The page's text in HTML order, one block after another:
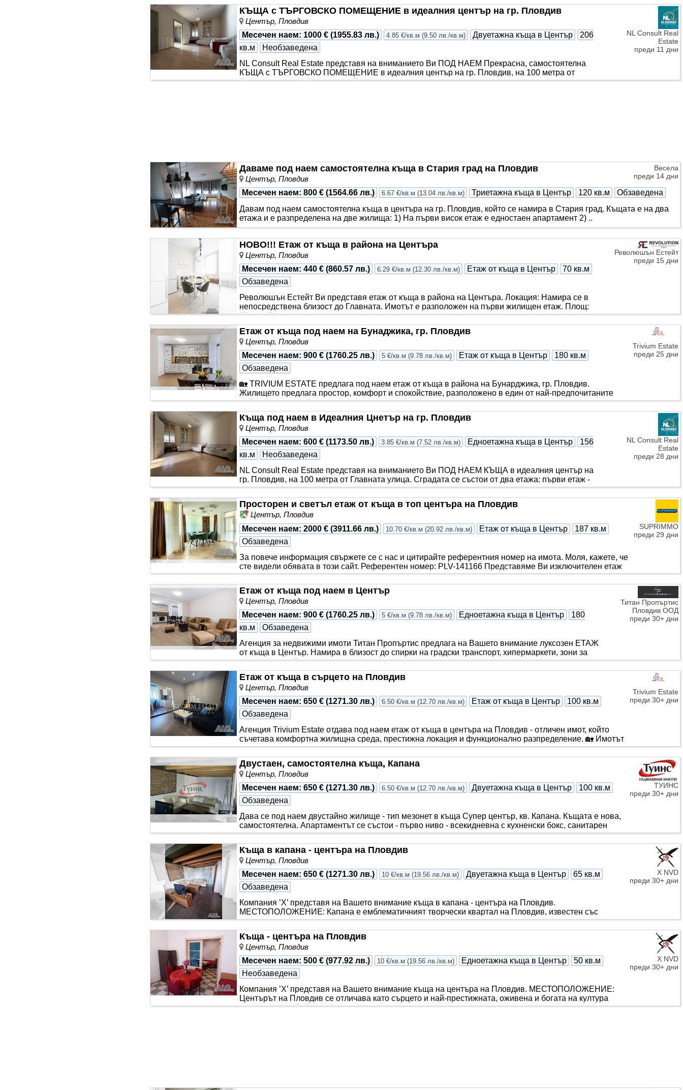
NL Consult Real
Estate
преди 11 дни
КЪЩА с ТЪРГОВСКО ПОМЕЩЕНИЕ в идеалния център на гр. Пловдив
Център, Пловдив
Месечен наем: 1000 € (1955.83 лв.) 4.85 €/кв.м (9.50 лв./кв.м) Двуетажна къща в Център
206
кв.м
Необзаведена
NL Consult Real Estate представя на вниманието Ви ПОД НАЕМ Прекрасна, самостоятелна
КЪЩА с ТЪРГОВСКО ПОМЕЩЕНИЕ в идеалния център на гр. Пловдив, на 100 метра от
Главната улица. Центърът на Пловдив е ..
Весела
преди 14 дни
Даваме под наем самостоятелна къща в Стария град на Пловдив
Център, Пловдив
Месечен наем: 800 € (1564.66 лв.) 6.67 €/кв.м (13.04 лв./кв.м) Триетажна къща в Център 120 кв.м
Обзаведена
Давам под наем самостоятелна къща в центъра на гр. Пловдив, който се намира в Стария град. Къщата е на два
етажа и е разпределена на две жилища: 1) На първи висок етаж е едностаен апартамент 2) ..
Революшън Естейт
преди 15 дни
НОВО!!! Етаж от къща в района на Центъра
Център, Пловдив
Месечен наем: 440 € (860.57 лв.) 6.29 €/кв.м (12.30 лв./кв.м) Етаж от къща в Център
70 кв.м
Обзаведена
Революшън Естейт Ви представя етаж от къща в района на Центъра. Локация: Намира се в
непосредствена близост до Главната. Имотът е разположен на първи жилищен етаж. Площ:
70кв.м. Разпре..
Trivium Estate
преди 25 дни
Етаж от къща под наем на Бунаджика, гр. Пловдив
Център, Пловдив
Месечен наем: 900 € (1760.25 лв.) 5 €/кв.м (9.78 лв./кв.м) Етаж от къща в Център
180 кв.м
Обзаведена
🏡 TRIVIUM ESTATE предлага под наем етаж от къща в района на Бунарджика, гр. Пловдив.
Жилището предлага простор, комфорт и спокойствие, разположено в един от най-предпочитаните
райони на града. С функ..
NL Consult Real
Estate
преди 28 дни
Къща под наем в Идеалния Цнетър на гр. Пловдив
Център, Пловдив
Месечен наем: 600 € (1173.50 лв.) 3.85 €/кв.м (7.52 лв./кв.м) Едноетажна къща в Център
156
кв.м
Необзаведена
NL Consult Real Estate представя на вниманието Ви ПОД НАЕМ КЪЩА в идеалния център на
гр. Пловдив, на 100 метра от Главната улица. Сградата се състои от два етажа: първи етаж -
апартамент, състоящ с..
SUPRIMMO
преди 29 дни
Просторен и светъл етаж от къща в топ центъра на Пловдив
Център, Пловдив
Месечен наем: 2000 € (3911.66 лв.) 10.70 €/кв.м (20.92 лв./кв.м) Етаж от къща в Център
187 кв.м
Обзаведена
За повече информация свържете се с нас и цитирайте референтния номер на имота. Моля, кажете, че
сте видeли обявата в този сайт. Референтен номер: PLV-141166 Представяме Ви изключителен етаж
от къща..
Титан Пропъртис
Пловдив ООД
преди 30+ дни
Етаж от къща под наем в Център
Център, Пловдив
Месечен наем: 900 € (1760.25 лв.) 5 €/кв.м (9.78 лв./кв.м) Едноетажна къща в Център
180
кв.м
Обзаведена
Агенция за недвижими имоти Титан Пропъртис предлага на Вашето внимание луксозен ЕТАЖ
от къща в Център. Намира в близост до спирки на градски транспорт, хипермаркети, зони за
отдих и спорт. Разпола..
Trivium Estate
преди 30+ дни
​Етаж от къща в сърцето на Пловдив​
Център, Пловдив
Месечен наем: 650 € (1271.30 лв.) 6.50 €/кв.м (12.70 лв./кв.м) Етаж от къща в Център
100 кв.м
Обзаведена
Агенция Trivium Estate отдава под наем етаж от къща в центъра на Пловдив - отличен имот, който
съчетава комфортна жилищна среда, престижна локация и функционално разпределение. 🏡 Имотът
е разположен н..
ТУИНС
преди 30+ дни
Двустаен, самостоятелна къща, Капана
Център, Пловдив
Месечен наем: 650 € (1271.30 лв.) 6.50 €/кв.м (12.70 лв./кв.м) Двуетажна къща в Център
100 кв.м
Обзаведена
Дава се под наем двустайно жилище - тип мезонет в къща Супер център, кв. Капана. Къщата е нова,
самостоятелна. Апартаментът се състои - първо ниво - всекидневна с кухненски бокс, санитарен
възел, тера..
X NVD
преди 30+ дни
Къща в капана - центъра на Пловдив
Център, Пловдив
Месечен наем: 650 € (1271.30 лв.) 10 €/кв.м (19.56 лв./кв.м) Двуетажна къща в Център
65 кв.м
Обзаведена
Компания ’Х’ представя на Вашето внимание къща в капана - центъра на Пловдив.
МЕСТОПОЛОЖЕНИЕ: Капана е емблематичният творчески квартал на Пловдив, известен със
своята уникална атмосфера, артистич..
X NVD
преди 30+ дни
Къща - центъра на Пловдив
Център, Пловдив
Месечен наем: 500 € (977.92 лв.) 10 €/кв.м (19.56 лв./кв.м) Едноетажна къща в Център
50 кв.м
Необзаведена
Компания ’Х’ представя на Вашето внимание къща на центъра на Пловдив. МЕСТОПОЛОЖЕНИЕ:
Центърът на Пловдив се отличава като сърцето и най-престижната, оживена и богата на култура
зона на града. Рай..